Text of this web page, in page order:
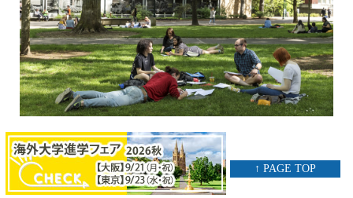
↑ PAGE TOP